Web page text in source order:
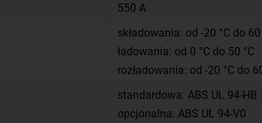
550 A
składowania: od -20 °C do 60
ładowania: od 0 °C do 50 °C
rozładowania: od -20 °C do
standardowa: ABS UL 94-HB
opcjonalna: ABS UL 94-V0